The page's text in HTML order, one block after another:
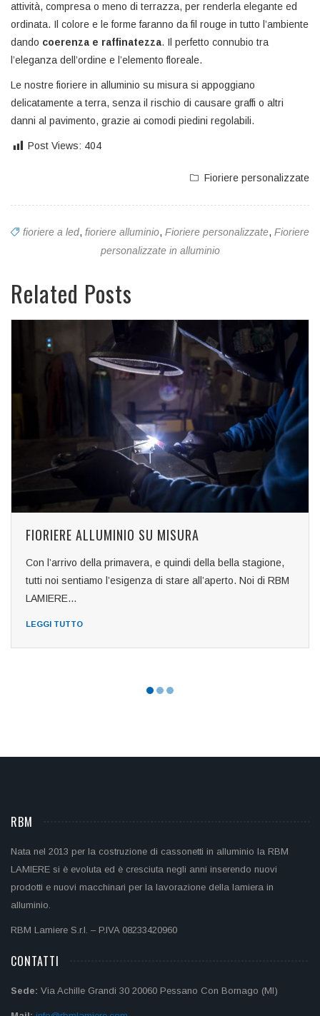
attività, compresa o meno di terrazza, per renderla elegante ed
ordinata. Il colore e le forme faranno da fil rouge in tutto l’ambiente
dando coerenza e raffinatezza. Il perfetto connubio tra
l’eleganza dell’ordine e l’elemento floreale.
Le nostre fioriere in alluminio su misura si appoggiano
delicatamente a terra, senza il rischio di causare graffi o altri
danni al pavimento, grazie ai comodi piedini regolabili.
Post Views: 404
Fioriere personalizzate
fioriere a led, fioriere alluminio, Fioriere personalizzate, Fioriere
personalizzate in alluminio
Related Posts
FIORIERE ALLUMINIO SU MISURA
Con l’arrivo della primavera, e quindi della bella stagione,
tutti noi sentiamo l’esigenza di stare all’aperto. Noi di RBM
LAMIERE...
LEGGI TUTTO
RBM
Nata nel 2013 per la costruzione di cassonetti in alluminio la RBM
LAMIERE si è evoluta ed è cresciuta negli anni inserendo nuovi
prodotti e nuovi macchinari per la lavorazione della lamiera in
alluminio.
RBM Lamiere S.r.l. – P.IVA 08233420960
CONTATTI
Sede: Via Achille Grandi 30 20060 Pessano Con Bornago (MI)